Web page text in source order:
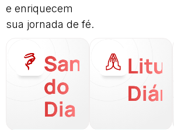
e enriquecem
sua jornada de fé.
Santo
do
Dia
Diária